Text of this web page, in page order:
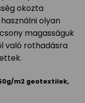
okozta
olyan
magasságuk
való rothadásra
m2 geotextilek,